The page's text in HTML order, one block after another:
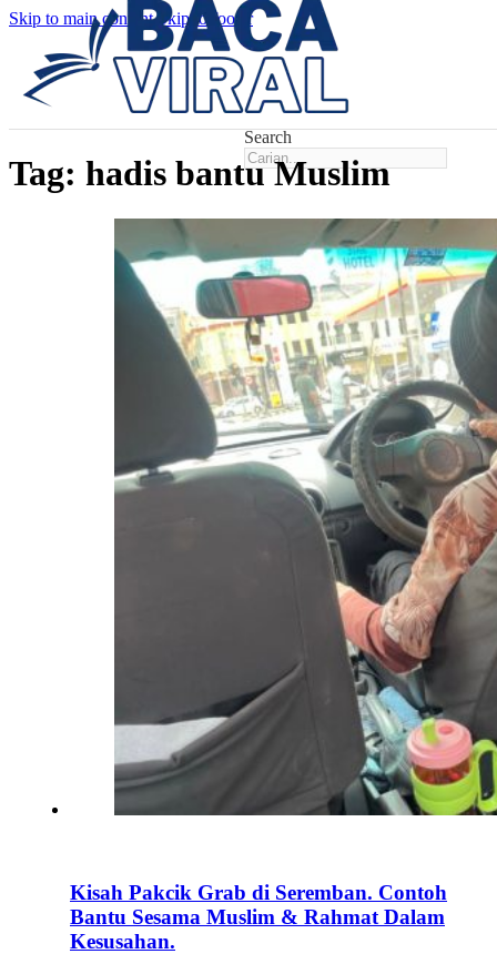
Skip to main content Skip to footer
Search
Tag: hadis bantu Muslim
Kisah Pakcik Grab di Seremban. Contoh
Bantu Sesama Muslim & Rahmat Dalam
Kesusahan.